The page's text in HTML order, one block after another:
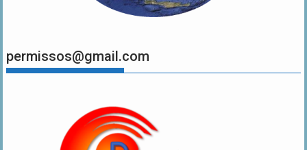
permissos@gmail.com